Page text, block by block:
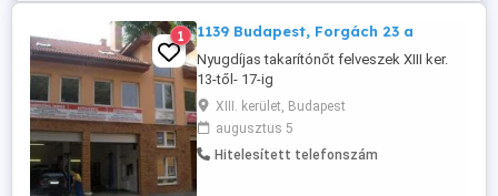
1 1139 Budapest, Forgách 23 a
Nyugdíjas takarítónőt felveszek XIII ker.
13-től- 17-ig
XIII. kerület, Budapest
augusztus 5
Hitelesített telefonszám